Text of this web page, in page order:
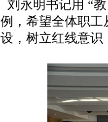
刘永明书记用 “
例，希望全体职工
设，树立红线意识